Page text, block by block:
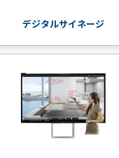
デジタルサイネージ